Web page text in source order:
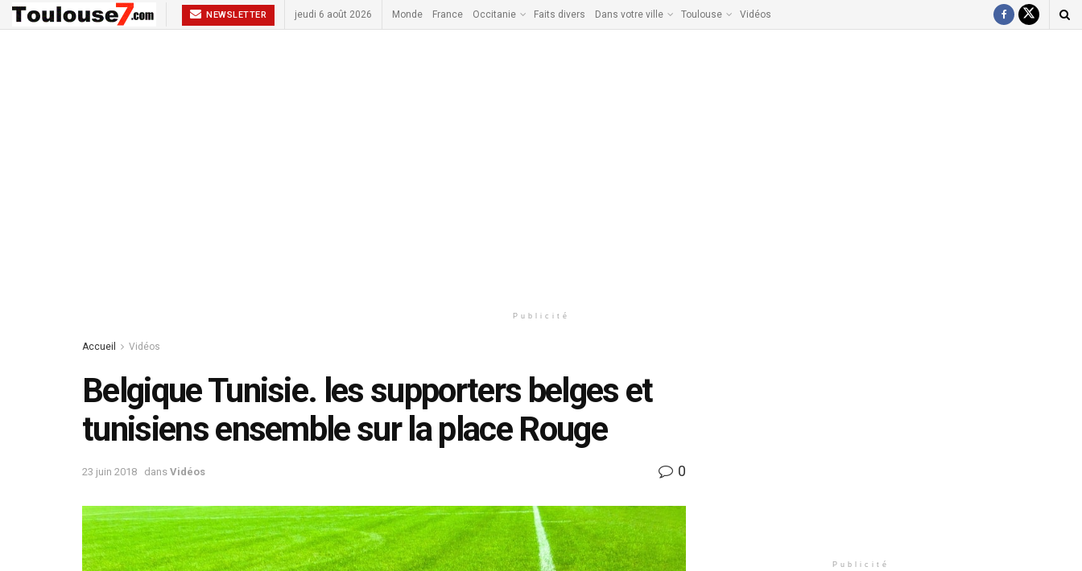
NEWSLETTER jeudi 6 août 2026 Monde France Occitanie Faits divers Dans votre ville Toulouse Vidéos
Publicité
Accueil Vidéos
Belgique Tunisie. les supporters belges et
tunisiens ensemble sur la place Rouge
23 juin 2018 dans Vidéos 0
Publicité